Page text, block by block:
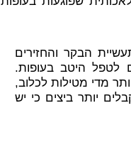
הבקר והחזירים
לטפל היטב בעופות.
מדי מטילות לכלוב,
יותר ביצים כי יש